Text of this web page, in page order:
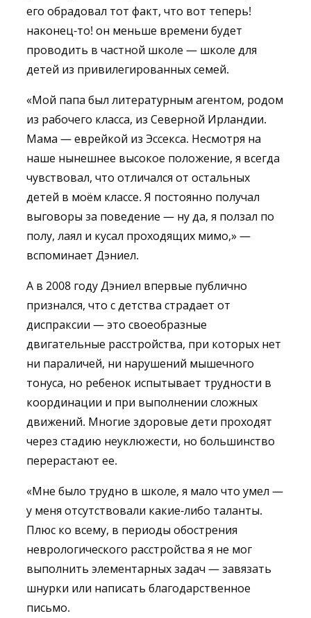
его обрадовал тот факт, что вот теперь!
наконец-то! он меньше времени будет
проводить в частной школе — школе для
детей из привилегированных семей.
«Мой папа был литературным агентом, родом
из рабочего класса, из Северной Ирландии.
Мама — еврейкой из Эссекса. Несмотря на
наше нынешнее высокое положение, я всегда
чувствовал, что отличался от остальных
детей в моём классе. Я постоянно получал
выговоры за поведение — ну да, я ползал по
полу, лаял и кусал проходящих мимо,» —
вспоминает Дэниел.
А в 2008 году Дэниел впервые публично
признался, что с детства страдает от
диспраксии — это своеобразные
двигательные расстройства, при которых нет
ни параличей, ни нарушений мышечного
тонуса, но ребенок испытывает трудности в
координации и при выполнении сложных
движений. Многие здоровые дети проходят
через стадию неуклюжести, но большинство
перерастают ее.
«Мне было трудно в школе, я мало что умел —
у меня отсутствовали какие-либо таланты.
Плюс ко всему, в периоды обострения
неврологического расстройства я не мог
выполнить элементарных задач — завязать
шнурки или написать благодарственное
письмо.